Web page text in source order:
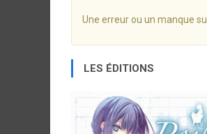
Une erreur ou un manque
LES ÉDITIONS